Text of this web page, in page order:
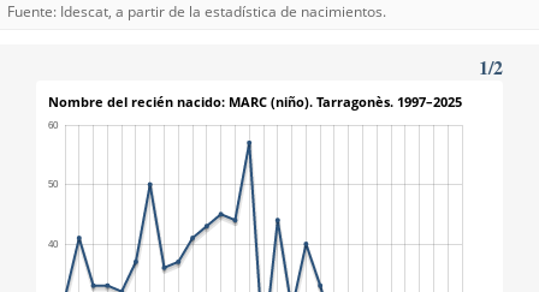
Fuente: Idescat, a partir de la estadística de nacimientos.